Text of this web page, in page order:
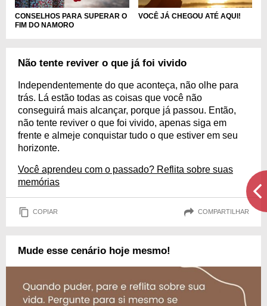
CONSELHOS PARA SUPERAR O
FIM DO NAMORO
VOCÊ JÁ CHEGOU ATÉ AQUI!
Não tente reviver o que já foi vivido
Independentemente do que aconteça, não olhe para
trás. Lá estão todas as coisas que você não
conseguirá mais alcançar, porque já passou. Então,
não tente reviver o que foi vivido, apenas siga em
frente e almeje conquistar tudo o que estiver em seu
horizonte.
Você aprendeu com o passado? Reflita sobre suas
memórias
COPIAR COMPARTILHAR
Mude esse cenário hoje mesmo!